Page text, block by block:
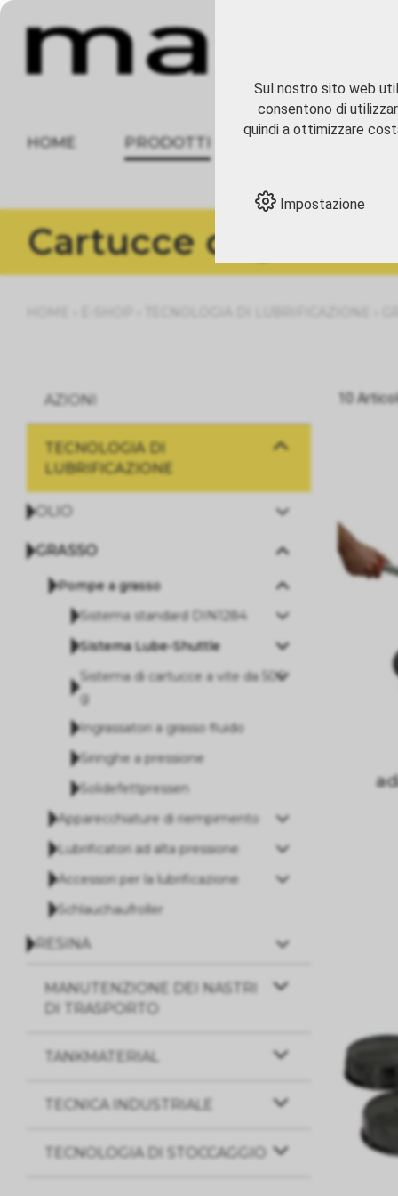
HOME PRODOTTI
Cartucce di grasso
AZIONI
TECNOLOGIA DI
LUBRIFICAZIONE
OLIO
GRASSO
Pompe a grasso
Sistema standard DIN1284
Sistema Lube-Shuttle
Sistema di cartucce a vite da 500
g
Ingrassatori a grasso fluido
Siringhe a pressione
Solidefettpressen
Apparecchiature di riempimento
Lubrificatori ad alta pressione
Accessori per la lubrificazione
Schlauchaufroller
RESINA
MANUTENZIONE DEI NASTRI
DI TRASPORTO
TANKMATERIAL
TECNICA INDUSTRIALE
TECNOLOGIA DI STOCCAGGIO
10
Sul nostro sito web
consentono di
quindi a ottimizzare
Impostazione